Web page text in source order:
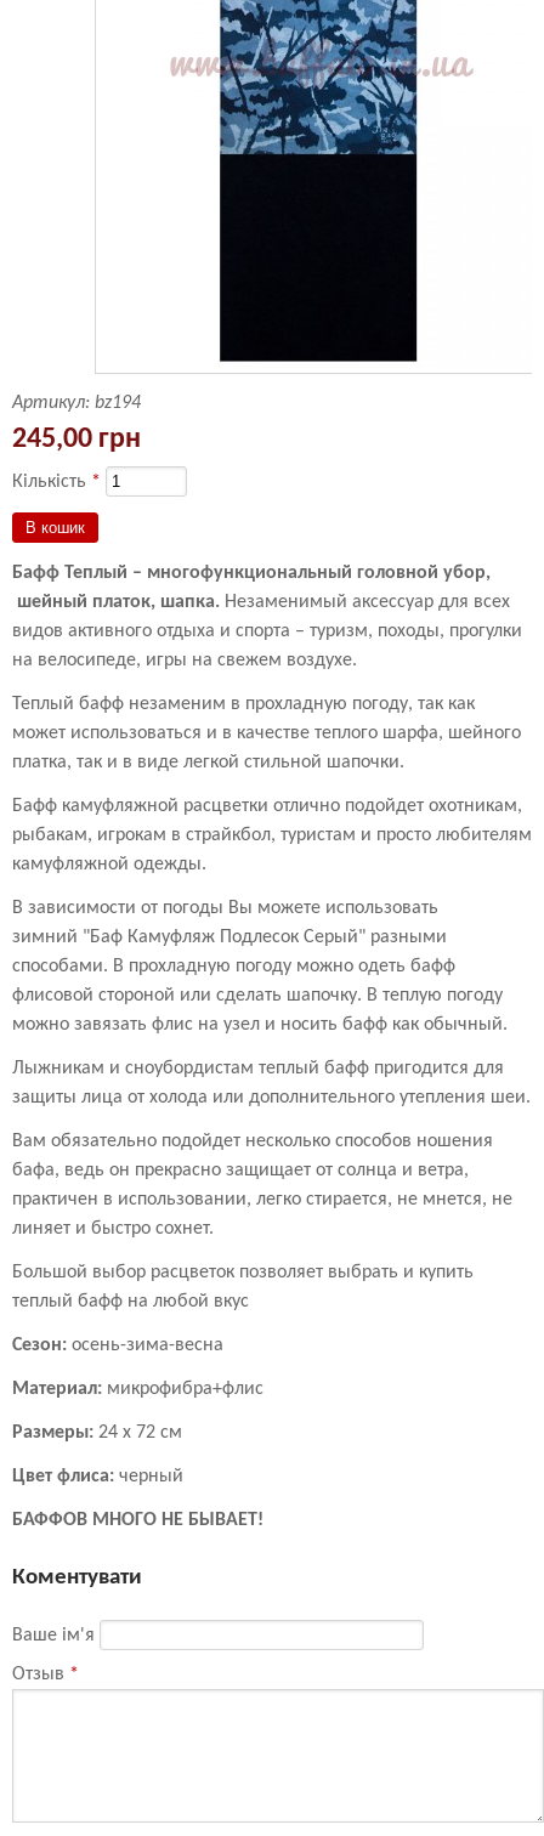
Артикул: bz194
245,00 грн
Кількість *
Бафф Теплый – многофункциональный головной убор,
шейный платок, шапка. Незаменимый аксессуар для всех
видов активного отдыха и спорта – туризм, походы, прогулки
на велосипеде, игры на свежем воздухе.
Теплый бафф незаменим в прохладную погоду, так как
может использоваться и в качестве теплого шарфа, шейного
платка, так и в виде легкой стильной шапочки.
Бафф камуфляжной расцветки отлично подойдет охотникам,
рыбакам, игрокам в страйкбол, туристам и просто любителям
камуфляжной одежды.
В зависимости от погоды Вы можете использовать
зимний "Баф Камуфляж Подлесок Серый" разными
способами. В прохладную погоду можно одеть бафф
флисовой стороной или сделать шапочку. В теплую погоду
можно завязать флис на узел и носить бафф как обычный.
Лыжникам и сноубордистам теплый бафф пригодится для
защиты лица от холода или дополнительного утепления шеи.
Вам обязательно подойдет несколько способов ношения
бафа, ведь он прекрасно защищает от солнца и ветра,
практичен в использовании, легко стирается, не мнется, не
линяет и быстро сохнет.
Большой выбор расцветок позволяет выбрать и купить
теплый бафф на любой вкус
Сезон: осень-зима-весна
Материал: микрофибра+флис
Размеры: 24 х 72 см
Цвет флиса: черный
БАФФОВ МНОГО НЕ БЫВАЕТ!
Коментувати
Ваше ім'я
Отзыв *